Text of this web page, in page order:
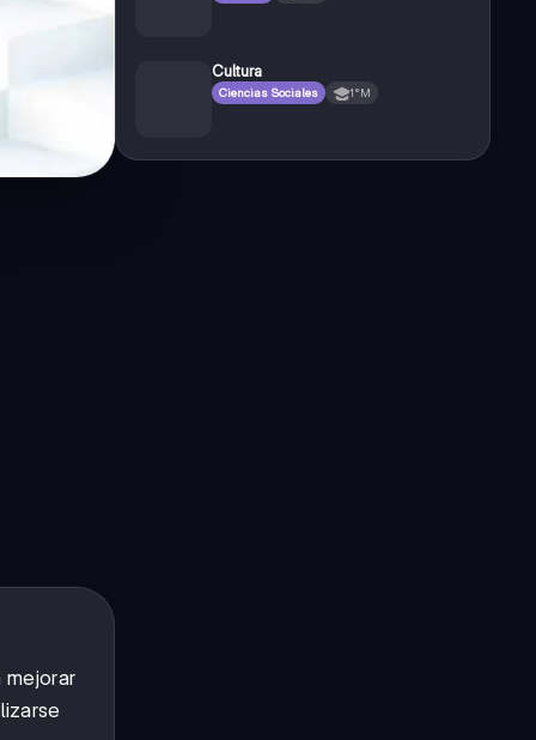
mejorar
Cultura
Ciencias Sociales 1°M